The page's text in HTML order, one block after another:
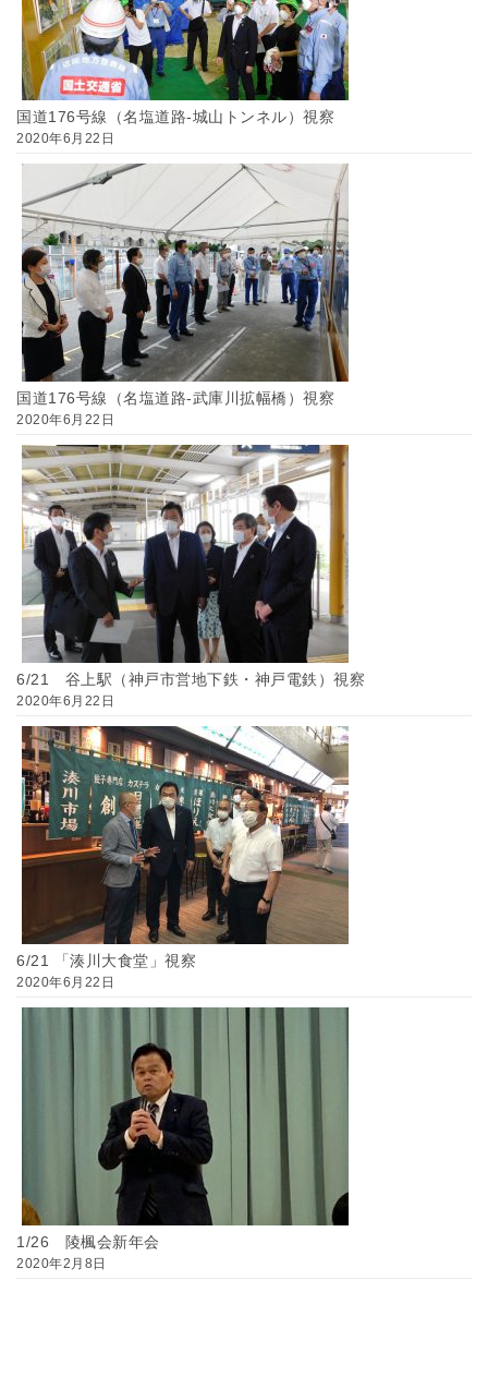
国道176号線（名塩道路-城山トンネル）視察
2020年6月22日
国道176号線（名塩道路-武庫川拡幅橋）視察
2020年6月22日
6/21 谷上駅（神戸市営地下鉄・神戸電鉄）視察
2020年6月22日
6/21 「湊川大食堂」視察
2020年6月22日
1/26 陵楓会新年会
2020年2月8日